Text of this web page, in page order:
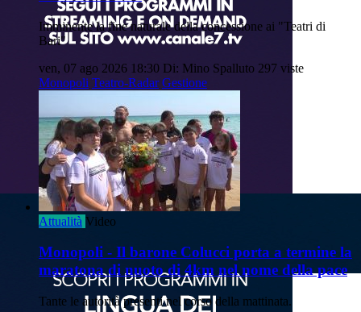
Imminente la fine naturale della concessione ai "Teatri di
Bari"
ven, 07 ago 2026 18:30 Di: Mino Spalluto 297 viste
Monopoli Teatro-Radar Gestione
Attualità Video
Monopoli - Il barone Colucci porta a termine la
maratona di nuoto di 4km nel nome della pace
Tante le autorità presenti nel corso della mattinata.